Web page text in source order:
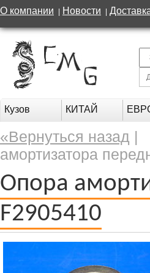
О компании Новости
Кузов КИТАЙ
«Вернуться назад |
амортизатора
Опора
F2905410